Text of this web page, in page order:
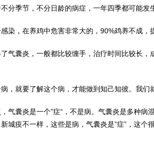
季节，不分日龄的病症，一年四季都可能发
，在养鸡中危害非常大的，90%鸡养不成，
囊炎，一般都比较缠手，治疗时间比较长，
就要了解这个病，才能做到知己知彼。我们
囊炎是一个”症“，不是病。气囊炎是多种病
城疫不一样，这些是病，气囊炎是”症”，这个